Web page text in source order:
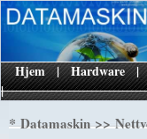
|
Hjem | Hardware |
*Datamaskin>>